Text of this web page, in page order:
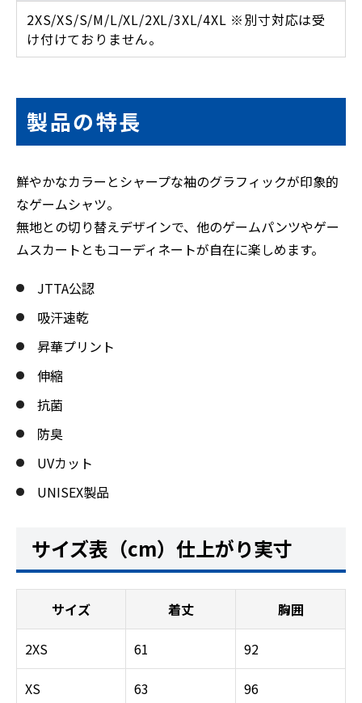
2XS/XS/S/M/L/XL/2XL/3XL/4XL ※別寸対応は受
け付けておりません。
製品の特長
鮮やかなカラーとシャープな袖のグラフィックが印象的
なゲームシャツ。
無地との切り替えデザインで、他のゲームパンツやゲー
ムスカートともコーディネートが自在に楽しめます。
JTTA公認
吸汗速乾
昇華プリント
伸縮
抗菌
防臭
UVカット
UNISEX製品
サイズ表（cm）仕上がり実寸
サイズ 着丈 胸囲
2XS 61 92
XS 63 96